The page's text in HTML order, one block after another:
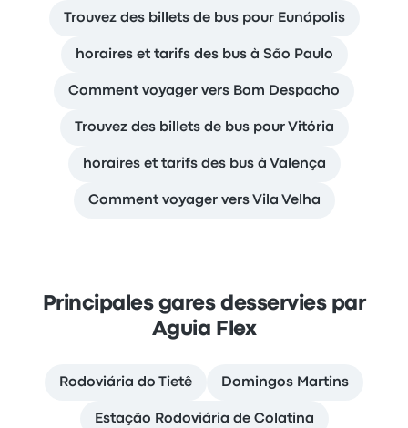
Trouvez des billets de bus pour Eunápolis
horaires et tarifs des bus à São Paulo
Comment voyager vers Bom Despacho
Trouvez des billets de bus pour Vitória
horaires et tarifs des bus à Valença
Comment voyager vers Vila Velha
Principales gares desservies par
Aguia Flex
Rodoviária do Tietê Domingos Martins
Estação Rodoviária de Colatina